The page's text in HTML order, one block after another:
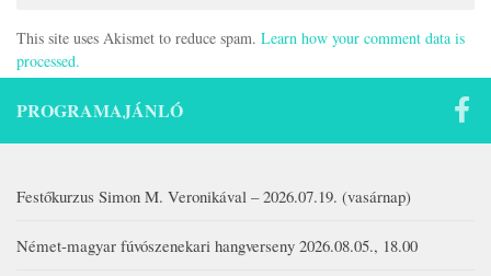
This site uses Akismet to reduce spam. Learn how your comment data is
processed.
PROGRAMAJÁNLÓ
Festőkurzus Simon M. Veronikával – 2026.07.19. (vasárnap)
Német-magyar fúvószenekari hangverseny 2026.08.05., 18.00